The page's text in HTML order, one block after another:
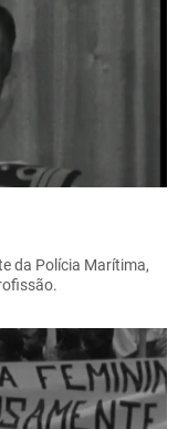
da Polícia Marítima,